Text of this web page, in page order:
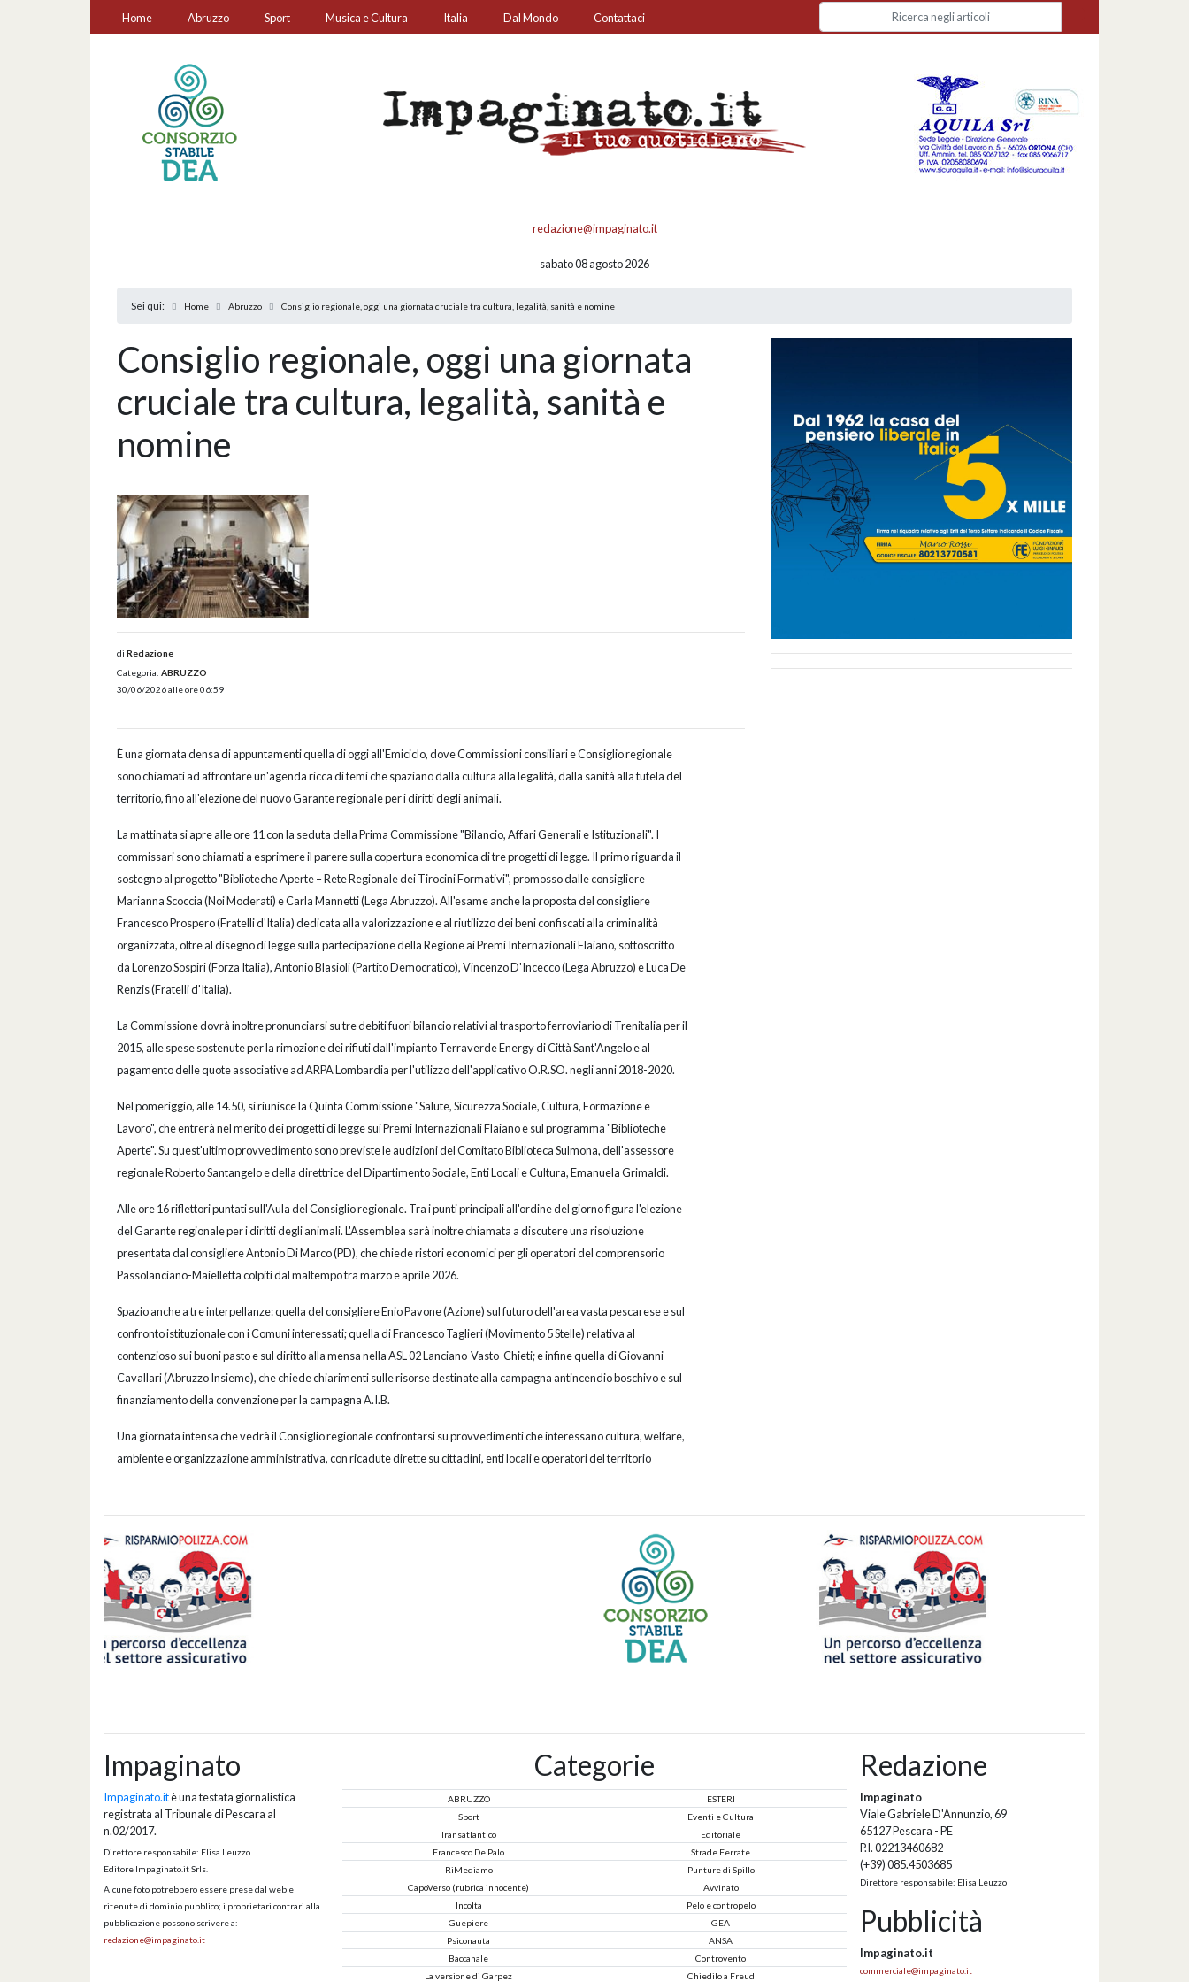
Home Abruzzo Sport Musica e Cultura Italia Dal Mondo Contattaci
redazione@impaginato.it
sabato 08 agosto 2026
Sei qui: Home Abruzzo Consiglio regionale, oggi una giornata cruciale tra cultura, legalità, sanità e nomine
Consiglio regionale, oggi una giornata
cruciale tra cultura, legalità, sanità e
nomine
di Redazione
Categoria: ABRUZZO
30/06/2026 alle ore 06:59
È una giornata densa di appuntamenti quella di oggi all'Emiciclo, dove Commissioni consiliari e Consiglio regionale
sono chiamati ad affrontare un'agenda ricca di temi che spaziano dalla cultura alla legalità, dalla sanità alla tutela del
territorio, fino all'elezione del nuovo Garante regionale per i diritti degli animali.
La mattinata si apre alle ore 11 con la seduta della Prima Commissione "Bilancio, Affari Generali e Istituzionali". I
commissari sono chiamati a esprimere il parere sulla copertura economica di tre progetti di legge. Il primo riguarda il
sostegno al progetto "Biblioteche Aperte – Rete Regionale dei Tirocini Formativi", promosso dalle consigliere
Marianna Scoccia (Noi Moderati) e Carla Mannetti (Lega Abruzzo). All'esame anche la proposta del consigliere
Francesco Prospero (Fratelli d'Italia) dedicata alla valorizzazione e al riutilizzo dei beni confiscati alla criminalità
organizzata, oltre al disegno di legge sulla partecipazione della Regione ai Premi Internazionali Flaiano, sottoscritto
da Lorenzo Sospiri (Forza Italia), Antonio Blasioli (Partito Democratico), Vincenzo D'Incecco (Lega Abruzzo) e Luca De
Renzis (Fratelli d'Italia).
La Commissione dovrà inoltre pronunciarsi su tre debiti fuori bilancio relativi al trasporto ferroviario di Trenitalia per il
2015, alle spese sostenute per la rimozione dei rifiuti dall'impianto Terraverde Energy di Città Sant'Angelo e al
pagamento delle quote associative ad ARPA Lombardia per l'utilizzo dell'applicativo O.R.SO. negli anni 2018-2020.
Nel pomeriggio, alle 14.50, si riunisce la Quinta Commissione "Salute, Sicurezza Sociale, Cultura, Formazione e
Lavoro", che entrerà nel merito dei progetti di legge sui Premi Internazionali Flaiano e sul programma "Biblioteche
Aperte". Su quest'ultimo provvedimento sono previste le audizioni del Comitato Biblioteca Sulmona, dell'assessore
regionale Roberto Santangelo e della direttrice del Dipartimento Sociale, Enti Locali e Cultura, Emanuela Grimaldi.
Alle ore 16 riflettori puntati sull'Aula del Consiglio regionale. Tra i punti principali all'ordine del giorno figura l'elezione
del Garante regionale per i diritti degli animali. L'Assemblea sarà inoltre chiamata a discutere una risoluzione
presentata dal consigliere Antonio Di Marco (PD), che chiede ristori economici per gli operatori del comprensorio
Passolanciano-Maielletta colpiti dal maltempo tra marzo e aprile 2026.
Spazio anche a tre interpellanze: quella del consigliere Enio Pavone (Azione) sul futuro dell'area vasta pescarese e sul
confronto istituzionale con i Comuni interessati; quella di Francesco Taglieri (Movimento 5 Stelle) relativa al
contenzioso sui buoni pasto e sul diritto alla mensa nella ASL 02 Lanciano-Vasto-Chieti; e infine quella di Giovanni
Cavallari (Abruzzo Insieme), che chiede chiarimenti sulle risorse destinate alla campagna antincendio boschivo e sul
finanziamento della convenzione per la campagna A.I.B.
Una giornata intensa che vedrà il Consiglio regionale confrontarsi su provvedimenti che interessano cultura, welfare,
ambiente e organizzazione amministrativa, con ricadute dirette su cittadini, enti locali e operatori del territorio
Impaginato
Impaginato.itè una testata giornalistica
registrata al Tribunale di Pescara al
n.02/2017.
Direttore responsabile: Elisa Leuzzo.
Editore Impaginato.it Srls.
Alcune foto potrebbero essere prese dal web e
ritenute di dominio pubblico; i proprietari contrari alla
pubblicazione possono scrivere a:
redazione@impaginato.it
Categorie
ABRUZZO
ESTERI
Sport
Eventi e Cultura
Transatlantico
Editoriale
Francesco De Palo
Strade Ferrate
RiMediamo
Punture di Spillo
CapoVerso (rubrica innocente)
Avvinato
Incolta
Pelo e contropelo
Guepiere
GEA
Psiconauta
ANSA
Baccanale
Controvento
La versione di Garpez
Chiedilo a Freud
Redazione
Impaginato
Viale Gabriele D'Annunzio, 69
65127 Pescara - PE
P.I. 02213460682
(+39) 085.4503685
Direttore responsabile: Elisa Leuzzo
Pubblicità
Impaginato.it
commerciale@impaginato.it